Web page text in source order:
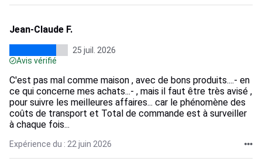
Jean-Claude F.
25 juil. 2026
Avis vérifié
C'est pas mal comme maison , avec de bons produits....- en
ce qui concerne mes achats...- , mais il faut être très avisé ,
pour suivre les meilleures affaires... car le phénomène des
coûts de transport et Total de commande est à surveiller
à chaque fois...
Expérience du : 22 juin 2026